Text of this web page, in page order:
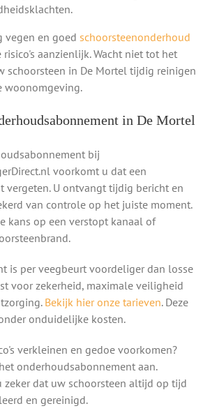
vegen en goed schoorsteenonderhoud
aanzienlijk. Wacht niet tot het
schoorsteen in De Mortel tijdig reinigen
woonomgeving.
in De Mortel
bij
voorkomt u dat een
vergeten. U ontvangt tijdig bericht en
van controle op het juiste moment.
kans op een verstopt kanaal of
is per veegbeurt voordeliger dan losse
voor zekerheid, maximale veiligheid
Bekijk hier onze tarieven. Deze
onduidelijke kosten.
verkleinen en gedoe voorkomen?
onderhoudsabonnement aan.
zeker dat uw schoorsteen altijd op tijd
en gereinigd.